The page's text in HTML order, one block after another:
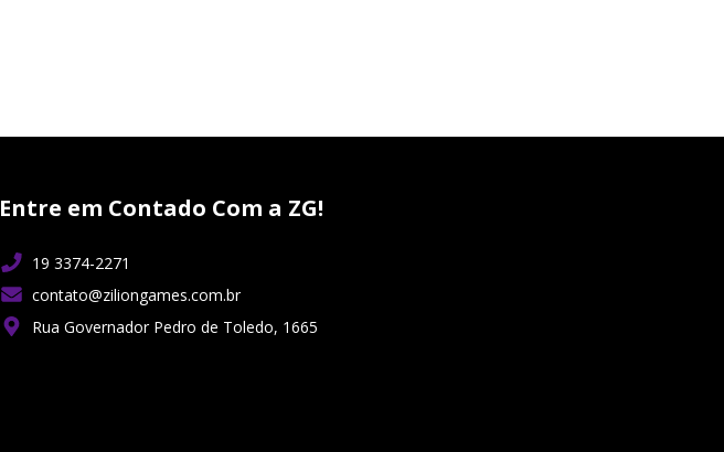
Entre em Contado Com a ZG!
19 3374-2271
contato@ziliongames.com.br
Rua Governador Pedro de Toledo, 1665